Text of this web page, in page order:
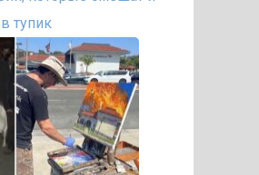
тупик